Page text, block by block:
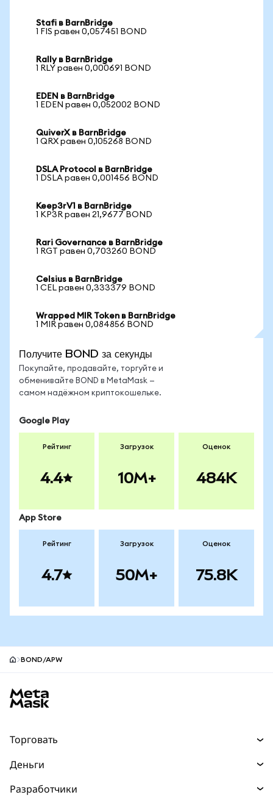
Stafi в BarnBridge
1 FIS равен 0,057451 BOND
Rally в BarnBridge
1 RLY равен 0,000691 BOND
EDEN в BarnBridge
1 EDEN равен 0,052002 BOND
QuiverX в BarnBridge
1 QRX равен 0,105268 BOND
DSLA Protocol в BarnBridge
1 DSLA равен 0,001456 BOND
Keep3rV1 в BarnBridge
1 KP3R равен 21,9677 BOND
Rari Governance в BarnBridge
1 RGT равен 0,703260 BOND
Celsius в BarnBridge
1 CEL равен 0,333379 BOND
Wrapped MIR Token в BarnBridge
1 MIR равен 0,084856 BOND
Получите BOND за секунды
Покупайте, продавайте, торгуйте и
обменивайте BOND в MetaMask —
самом надёжном криптокошельке.
Google Play
Рейтинг
4.4
Загрузок
10M+
Оценок
484K
App Store
Рейтинг
4.7
Загрузок
50M+
Оценок
75.8K
BOND/APW
Торговать
Прогнозы
Деньги
Разработчики